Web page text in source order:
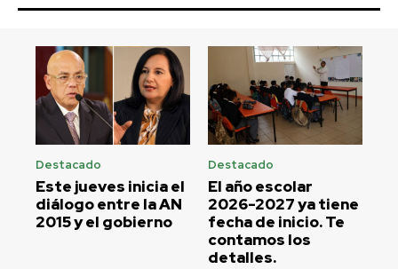
Destacado
Este jueves inicia el
diálogo entre la AN
2015 y el gobierno
Destacado
El año escolar
2026-2027 ya tiene
fecha de inicio. Te
contamos los
detalles.